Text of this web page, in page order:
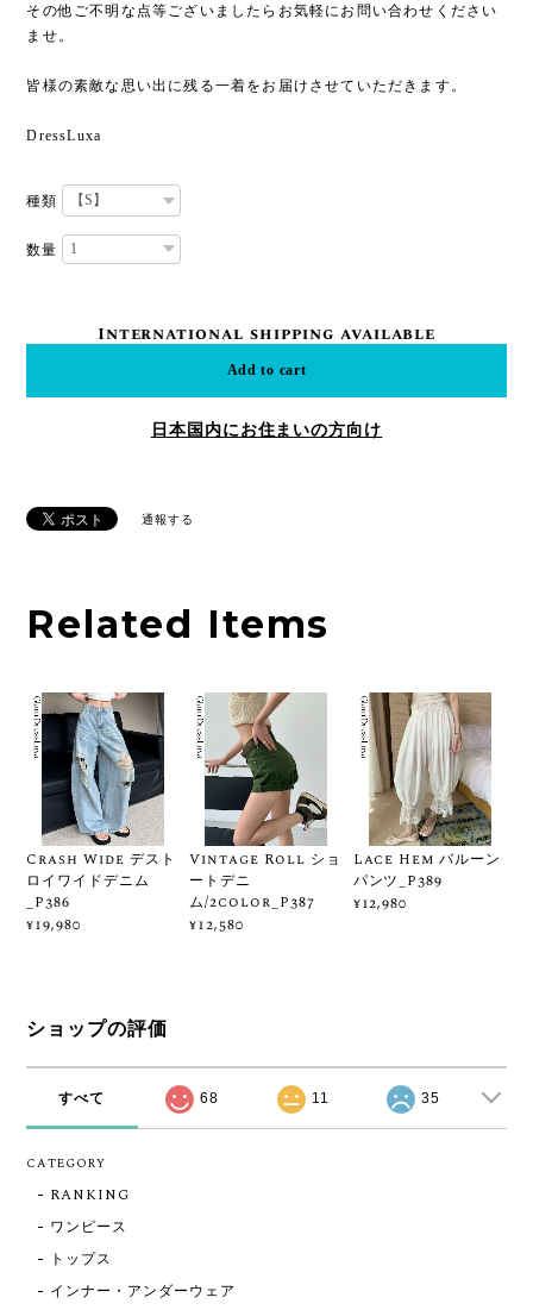
その他ご不明な点等ございましたらお気軽にお問い合わせください
ませ。
皆様の素敵な思い出に残る一着をお届けさせていただきます。
DressLuxa
種類
数量
International shipping available
Add to cart
日本国内にお住まいの方向け
通報する
Related Items
Crash Wide デスト
ロイワイドデニム
_P386
¥19,980
Vintage Roll ショ
ートデニ
ム/2color_P387
¥12,580
Lace Hem バルーン
パンツ_P389
¥12,980
ショップの評価
すべて 68 11 35
CATEGORY
RANKING
ワンピース
トップス
インナー・アンダーウェア